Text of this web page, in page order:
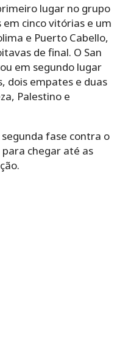
lugar no grupo
cinco vitórias e um
e Puerto Cabello,
de final. O San
em segundo lugar
dois empates e duas
Palestino e
segunda fase contra o
chegar até as